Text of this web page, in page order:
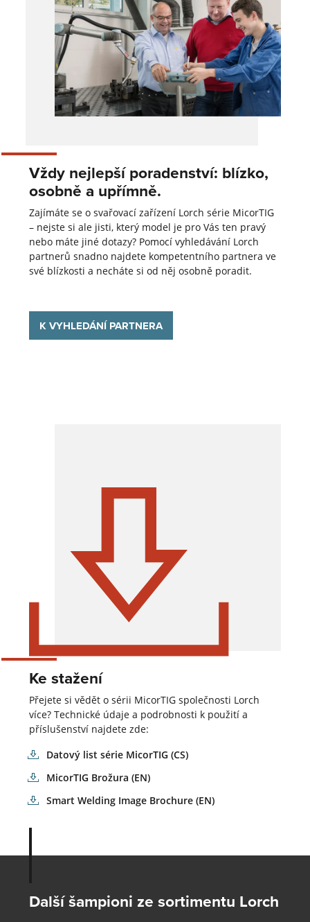
Vždy nejlepší poradenství: blízko,
osobně a upřímně.
Zajímáte se o svařovací zařízení Lorch série MicorTIG
– nejste si ale jisti, který model je pro Vás ten pravý
nebo máte jiné dotazy? Pomocí vyhledávání Lorch
partnerů snadno najdete kompetentního partnera ve
své blízkosti a necháte si od něj osobně poradit.
K VYHLEDÁNÍ PARTNERA
Ke stažení
Přejete si vědět o sérii MicorTIG společnosti Lorch
více? Technické údaje a podrobnosti k použití a
příslušenství najdete zde:
Datový list série MicorTIG (CS)
MicorTIG Brožura (EN)
Smart Welding Image Brochure (EN)
Další šampioni ze sortimentu Lorch